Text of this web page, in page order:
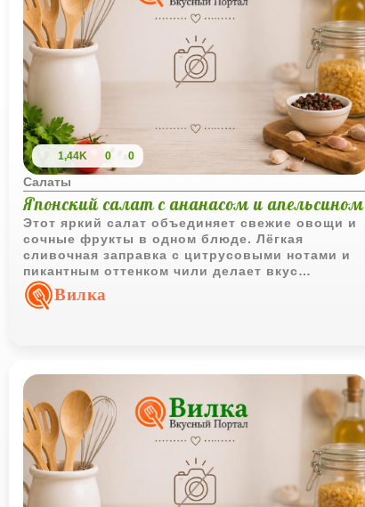
1,44K 0 0
Салаты
Японский салат с ананасом и апельсином
Этот яркий салат объединяет свежие овощи и
сочные фрукты в одном блюде. Лёгкая
сливочная заправка с цитрусовыми нотами и
пикантным оттенком чили делает вкус
многогранным и запоминающимся.
Вилка